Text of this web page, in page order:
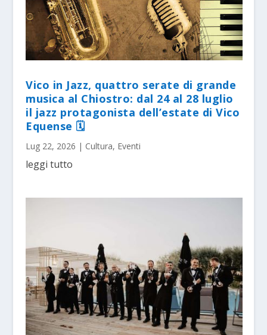
Vico in Jazz, quattro serate di grande
musica al Chiostro: dal 24 al 28 luglio
il jazz protagonista dell’estate di Vico
Equense 🗓
Lug 22, 2026 | Cultura, Eventi
leggi tutto